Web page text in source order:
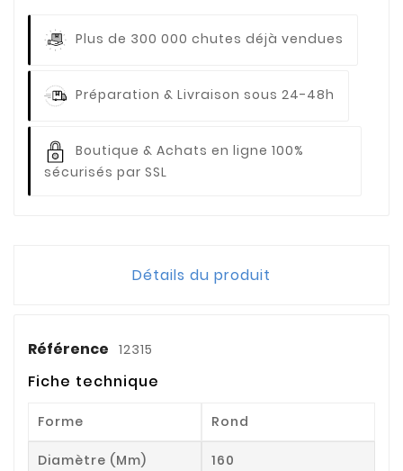
Plus de 300 000 chutes déjà vendues
Préparation & Livraison sous 24-48h
Boutique & Achats en ligne 100%
sécurisés par SSL
Détails du produit
Référence 12315
Fiche technique
Forme Rond
Diamètre (mm) 160